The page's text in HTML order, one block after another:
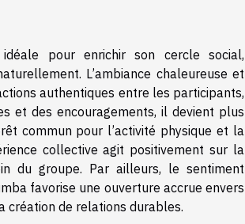
pour enrichir son cercle social,
L’ambiance chaleureuse et
authentiques entre les participants,
et des encouragements, il devient plus
commun pour l’activité physique et la
collective agit positivement sur la
du groupe. Par ailleurs, le sentiment
favorise une ouverture accrue envers
création de relations durables.